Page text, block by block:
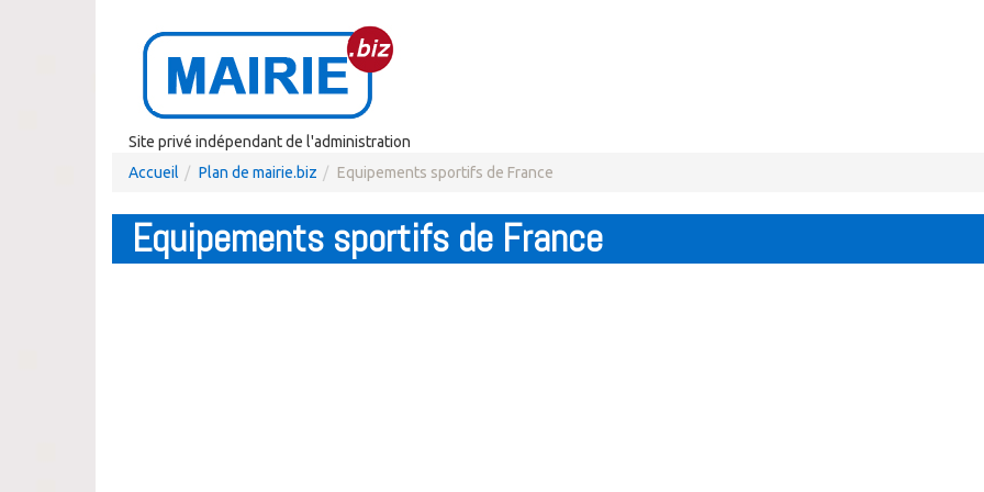
Site privé indépendant de l'administration
Accueil
Plan de mairie.biz Equipements sportifs de France
Equipements sportifs de France